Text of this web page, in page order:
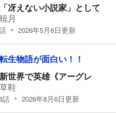
冴えない小説家」として
月
2026年5月6日更新
生物語が面白い！！
世界で英雄《アーグレ
鞋
話 2026年8月6日更新